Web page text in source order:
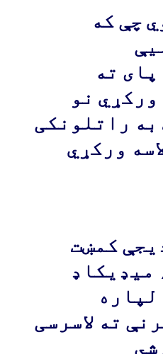
چې که
ته
نو
خلک به راتلونکی
ورکړي
کمښت
میډیکاډ
لپاره
ته لاسرسی
شي